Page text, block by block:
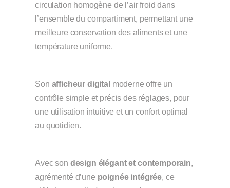
circulation homogène de l’air froid dans
l’ensemble du compartiment, permettant une
meilleure conservation des aliments et une
température uniforme.
Son afficheur digital moderne offre un
contrôle simple et précis des réglages, pour
une utilisation intuitive et un confort optimal
au quotidien.
Avec son design élégant et contemporain,
agrémenté d’une poignée intégrée, ce